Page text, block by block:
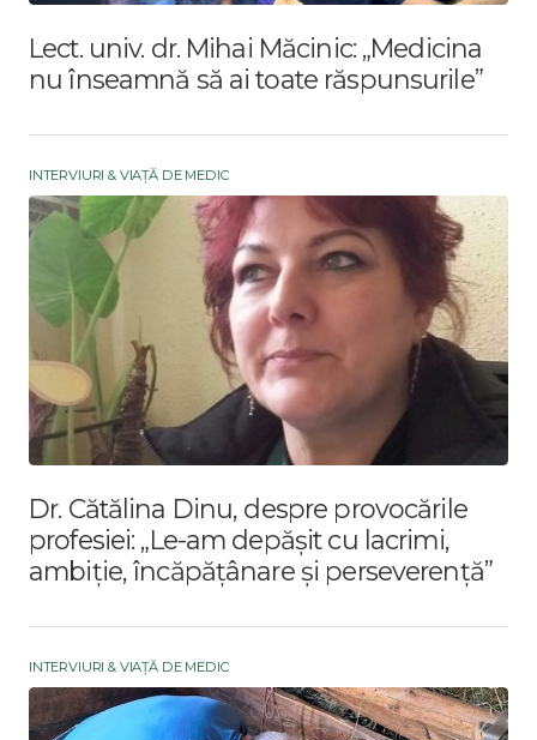
Lect. univ. dr. Mihai Măcinic: „Medicina
nu înseamnă să ai toate răspunsurile”
INTERVIURI & VIAȚĂ DE MEDIC
Dr. Cătălina Dinu, despre provocările
profesiei: „Le-am depășit cu lacrimi,
ambiție, încăpățânare și perseverență”
INTERVIURI & VIAȚĂ DE MEDIC